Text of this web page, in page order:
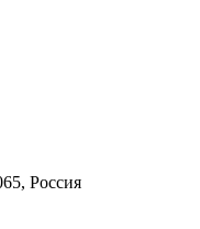
Россия